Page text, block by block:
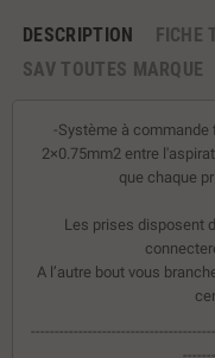
DESCRIPTION FICHE
SAV TOUTES MARQUE
-Système à commande
2×0.75mm2 entre
que chaque
Les prises disposent
A l’autre bout vous